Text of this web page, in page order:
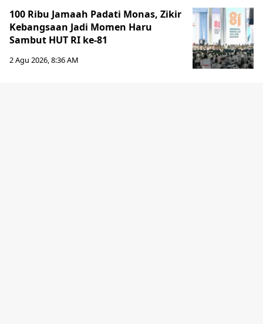
100 Ribu Jamaah Padati Monas, Zikir
Kebangsaan Jadi Momen Haru
Sambut HUT RI ke-81
2 Agu 2026, 8:36 AM